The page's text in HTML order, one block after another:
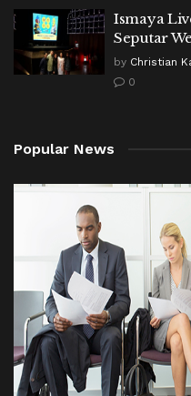
Ismaya
Seputar
by Christian
0
Popular News